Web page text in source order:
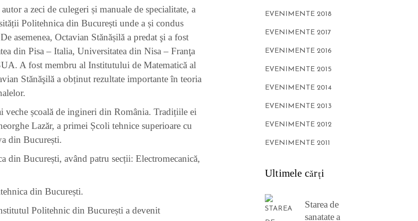
a zeci de culegeri și manuale de specialitate, a
Politehnica din București unde a și condus
asemenea, Octavian Stănășilă a predat şi a fost
din Pisa – Italia, Universitatea din Nisa – Franţa
A fost membru al Institutului de Matematică al
Stănăşilă a obținut rezultate importante în teoria
veche școală de ingineri din România. Tradițiile ei
Lazăr, a primei Școli tehnice superioare cu
din București.
București, având patru secții: Electromecanică,
din București.
Politehnic din București a devenit
EVENIMENTE 2018
EVENIMENTE 2017
EVENIMENTE 2016
EVENIMENTE 2015
EVENIMENTE 2014
EVENIMENTE 2013
EVENIMENTE 2012
EVENIMENTE 2011
Ultimele cărţi
Starea de
sanatate a